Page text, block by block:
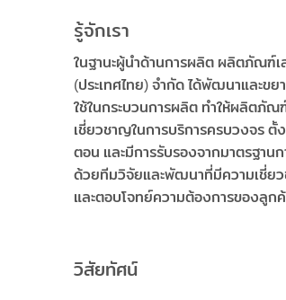
รู้จักเรา
ในฐานะผู้นำด้านการผลิต ผลิตภัณฑ์เ
(ประเทศไทย) จำกัด ได้พัฒนาและข
ใช้ในกระบวนการผลิต ทำให้ผลิตภั
เชี่ยวชาญในการบริการครบวงจร
ตอน และมีการรับรองจากมาตรฐาน
ด้วยทีมวิจัยและพัฒนาที่มีความเชี่
และตอบโจทย์ความต้องการของลูก
วิสัยทัศน์